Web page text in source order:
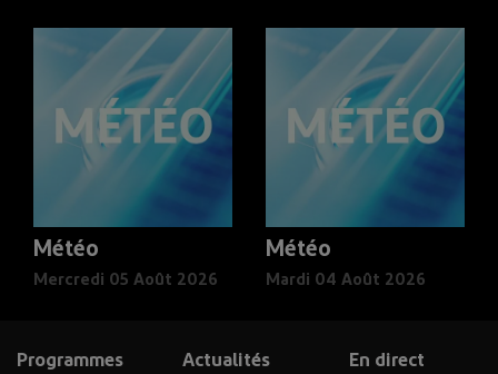
Météo
Mercredi 05 Août 2026
Météo
Mardi 04 Août 2026
En direct
Actualités
Programmes